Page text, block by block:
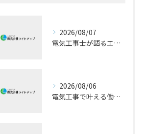
2026/08/07
電気工事士が語るエアコン技術の極意
2026/08/06
電気工事で叶える働きやすい環境とキャリア形成